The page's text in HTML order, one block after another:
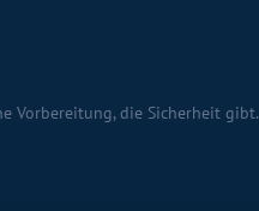
Vorbereitung, die Sicherheit gibt.